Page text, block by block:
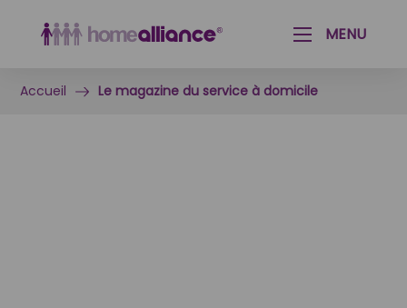
MENU
Accueil Le magazine du service à domicile